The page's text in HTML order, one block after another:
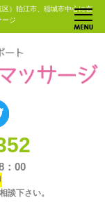
区）狛江市、稲城市中心に在
ージ
：00
談下さい。